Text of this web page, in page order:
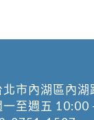
北市內湖區內
一至週五